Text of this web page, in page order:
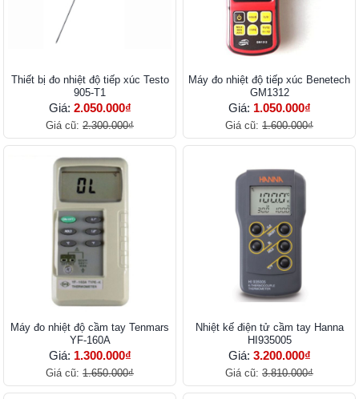
Thiết bị đo nhiệt độ tiếp xúc Testo
905-T1
Giá: 2.050.000₫
Giá cũ: 2.300.000₫
Máy đo nhiệt độ tiếp xúc Benetech
GM1312
Giá: 1.050.000₫
Giá cũ: 1.600.000₫
Máy đo nhiệt độ cầm tay Tenmars
YF-160A
Giá: 1.300.000₫
Giá cũ: 1.650.000₫
Nhiệt kế điện tử cầm tay Hanna
HI935005
Giá: 3.200.000₫
Giá cũ: 3.810.000₫